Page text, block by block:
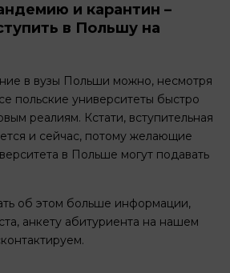
и карантин –
в Польшу на
в вузы Польши можно, несмотря
польские университеты быстро
реалиям. Кстати, вступительная
и сейчас, потому желающие
в Польше могут подавать
об этом больше информации,
анкету абитуриента на нашем